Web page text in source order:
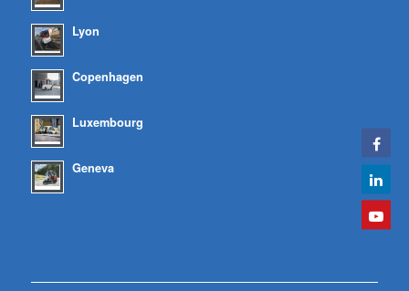
Lyon
Copenhagen
Luxembourg
Geneva